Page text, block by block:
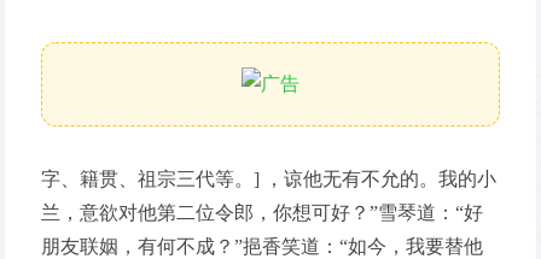
字、籍贯、祖宗三代等。] ，谅他无有不允的。我的小
兰，意欲对他第二位令郎，你想可好？”雪琴道：“好
朋友联姻，有何不成？”挹香笑道：“如今，我要替他